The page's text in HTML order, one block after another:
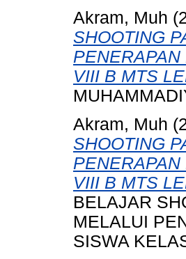
Akram, Muh
SHOOTING
VIII B MTS
Akram, Muh
SHOOTING
VIII B MTS
BELAJAR
MELALUI
SISWA